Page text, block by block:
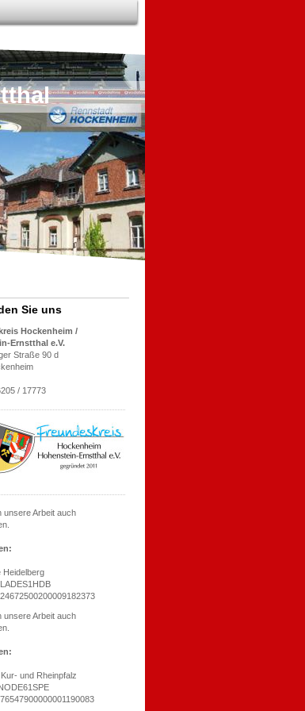
Sie uns
Hockenheim /
Ernstthal e.V.
Straße 90 d
/ 17773
unsere Arbeit auch
Heidelberg
unsere Arbeit auch
und Rheinpfalz